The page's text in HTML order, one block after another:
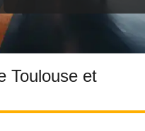
Toulouse et